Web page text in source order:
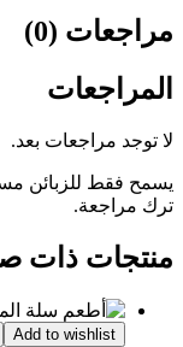
مراجعات (0)
المراجعات
لا توجد مراجعات بعد.
يسمح فقط للزبائن
ترك مراجعة.
منتجات ذات
Add to wishlist